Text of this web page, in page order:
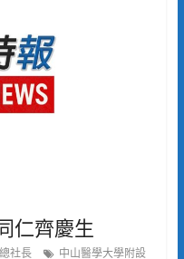
仁齊慶生
社長
中山醫學大學附設